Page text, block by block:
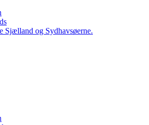
Sjælland og Sydhavsøerne.